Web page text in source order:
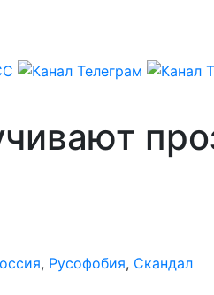
, Русофобия, Скандал